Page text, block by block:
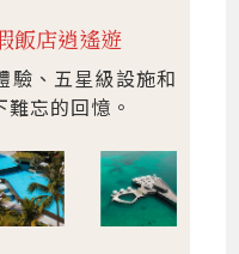
飯店逍遙遊
驗、五星級設施和
忘的回憶。